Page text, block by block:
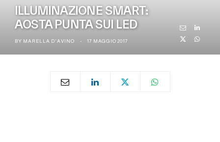
ILLUMINAZIONE SMART:
AOSTA PUNTA SUI LED
BY MARELLA D'AVINO 17 MAGGIO 2017